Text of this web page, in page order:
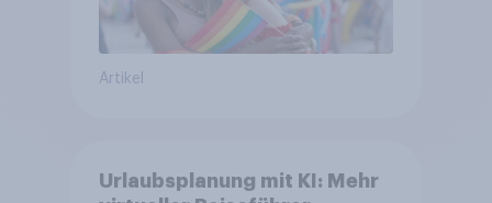
Artikel
Urlaubsplanung mit KI: Mehr